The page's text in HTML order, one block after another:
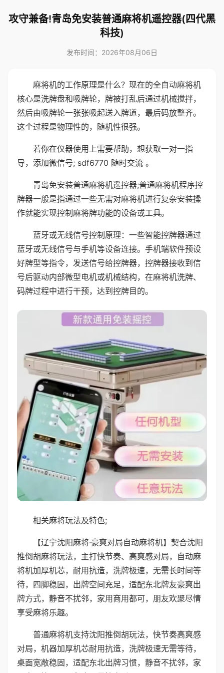
攻守兼备!青岛免安装普通麻将机遥控器(四代黑
科技)
发布时间：2026年08月06日
麻将机的工作原理是什么？现在的全自动麻将机
核心是洗牌盘和吸牌轮，牌被打乱后通过机械搅拌，
然后由吸牌轮一张张吸起送入牌道，最后码放整齐。
这个过程是物理性的，随机性很强。
若你在仪器使用上需要帮助，想获取一对一指
导，添加微信号; sdf6770 随时交流 。
青岛免安装普通麻将机遥控器;普通麻将机程序控
牌器一般是指通过一些无需对麻将机进行复杂安装操
作就能实现控制麻将牌功能的设备或工具。
蓝牙或无线信号控制原理：一些智能控牌器通过
蓝牙或无线信号与手机等设备连接。手机端软件预设
好牌型等指令，发送信号给控牌器，控牌器接收到信
号后驱动内部微型电机或机械结构，在麻将机洗牌、
码牌过程中进行干预，达到控牌目的。
相关麻将玩法及特色;
【辽宁沈阳麻将·豪爽对局自动麻将机】契合沈阳
推倒胡麻将玩法，主打快节奏、高爽感对局，自动麻
将机加厚机芯，耐用抗造，洗牌极速，无需长时间等
待，四脚稳固，出牌空间充足，适配东北牌友豪爽出
牌方式，静音不扰邻，家用商用都可，朋友欢聚尽情
享受麻将乐趣。
普通麻将机支持沈阳推倒胡玩法，快节奏高爽感
对局，机器加厚机芯耐用抗造，洗牌极速无需等待，
桌面宽敞稳固，适配东北出牌习惯，静音不扰邻，家